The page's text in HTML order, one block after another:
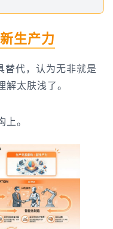
生产力
替代，认为无非就是
太肤浅了。
。